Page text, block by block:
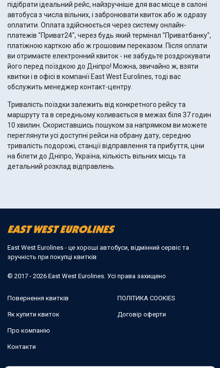
підібрати ідеальний рейс, найзручніше для вас місце в салоні
автобуса з числа вільних, і забронювати квиток або ж одразу
оплатити. Оплата здійснюється через систему онлайн-
платежів "Приват24", через будь який термінал "Приватбанку",
платіжною карткою або ж грошовим переказом. Після оплати
ви отримаєте електронний квиток - не забудьте роздрокувати
його перед поїздкою до Дніпро! Можна, звичайно ж, взяти
квитки і в офісі в компанії East West Eurolines, тоді вас
обслужить менеджер контакт-центру.
Тривалість поїздки залежить від конкретного рейсу та
маршруту та в середньому коливається в межах біля 37 годин
10 хвилин. Скориставшись пошуком за напрямком ви можете
переглянути усі доступні рейси на обрану дату, середню
тривалість подорожі, станції відправлення та прибуття, ціни
на білети до Дніпро, Україна, кількість вільних місць та
детальний розклад відправлень.
East West Eurolines - це хороші автобуси, відмінний сервіс та
зручність при покупці квитків
© 2017 - 2026 East West Eurolines. Усі права захищено
Повернення квитків
Як купити квиток
Про компанію
Контакти
ПОЛІТИКА COOKIES
Договір оферти